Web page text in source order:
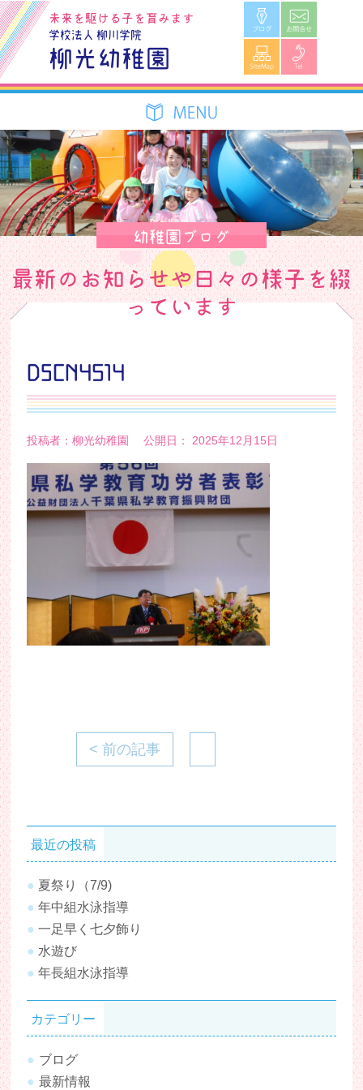
学校法人 柳川学院
柳光幼稚園
未来を駆ける子を育みます ブログ
SiteMap
幼稚園ブログ
最新のお知らせや日々の様子を綴
っています
DSCN4514
投稿者：柳光幼稚園 公開日： 2025年12月15日
< 前の記事
最近の投稿
夏祭り（7/9)
年中組水泳指導
一足早く七夕飾り
水遊び
年長組水泳指導
カテゴリー
ブログ
最新情報